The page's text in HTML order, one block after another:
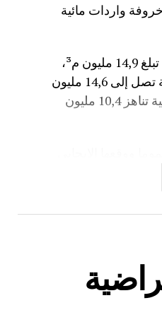
سد دار خروفة واردات مائية
وأضاف المصدر نفسه انه “في إقليم تاونات، سجل سد إدريس الأول واردات مائية تبلغ 14,9 مليون م³،
مع بلوغ نسبة الملء 56,2%.،وفي إقليم أزيلال، عرف سد بين الويدان واردات مائية تصل إلى 14,6 مليون
م³، لترتفع نسبة ملئه إلى 36,6%.،كما سجل سد الخروب بإقليم تطوان واردات مائية تناهز 10,4 مليون